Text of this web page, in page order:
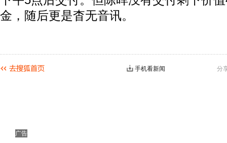
金，随后更是杳无音讯。
分
手机看新闻
广告